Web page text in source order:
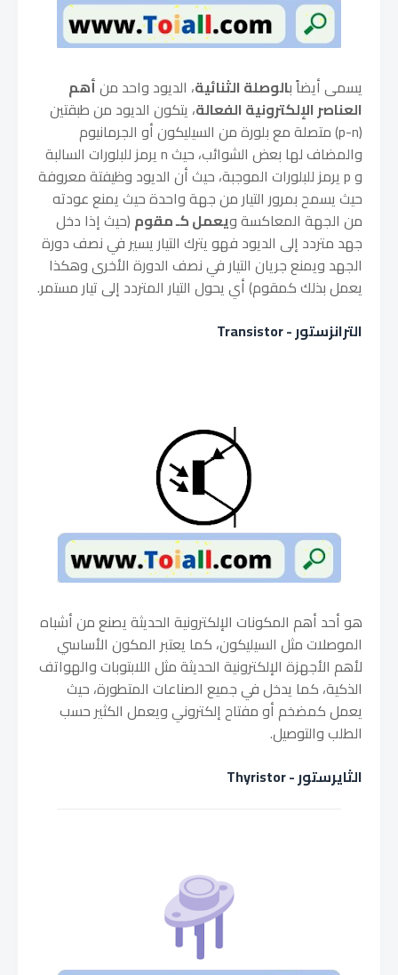
يسمى أيضاً بالوصلة الثنائية، الديود واحد منأهم
العناصر الإلكترونية الفعالة، يتكون الديود من طبقتين
(p-n) متصلة مع بلورة من السيليكون أو الجرمانيوم
والمضاف لها بعض الشوائب، حيث n يرمز للبلورات السالبة
و p يرمز للبلورات الموجبة، حيث أن الديود وظيفتة معروفة
حيث يسمح بمرور التيار من جهة واحدة حيث يمنع عودته
من الجهة المعاكسة ويعمل كـ مقوم (حيث إذا دخل
جهد متردد إلى الديود فهو يترك التيار يسير في نصف دورة
الجهد ويمنع جريان التيار في نصف الدورة الأخرى وهكذا
يعمل بذلك كمقوم) أي يحول التيار المتردد إلى تيار مستمر.
الترانزستور - Transistor
هو أحد أهم المكونات الإلكترونية الحديثة يصنع من أشباه
الموصلات مثل السيليكون، كما يعتبر المكون الأساسي
لأهم الأجهزة الإلكترونية الحديثة مثل اللابتوبات والهواتف
الذكية، كما يدخل في جميع الصناعات المتطورة، حيث
يعمل كمضخم أو مفتاح إلكتروني ويعمل الكثير حسب
الطلب والتوصيل.
الثايرستور - Thyristor